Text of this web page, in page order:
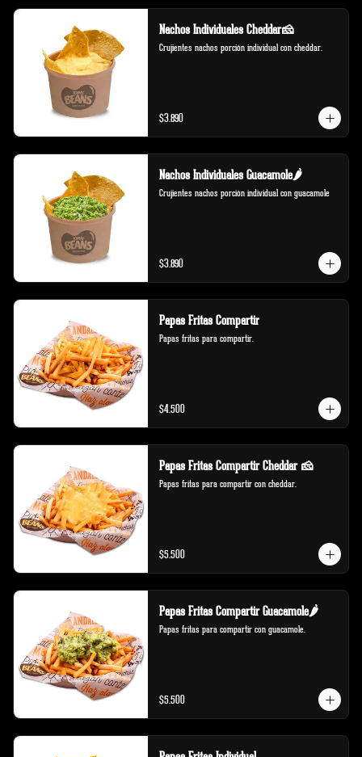
Nachos Individuales Cheddar🧀
Crujientes nachos porción individual con cheddar.
$3.890
Nachos Individuales Guacamole🌶️
Crujientes nachos porción individual con guacamole
$3.890
Papas Fritas Compartir
Papas fritas para compartir.
$4.500
Papas Fritas Compartir Cheddar 🧀
Papas fritas para compartir con cheddar.
$5.500
Papas Fritas Compartir Guacamole🌶️
Papas fritas para compartir con guacamole.
$5.500